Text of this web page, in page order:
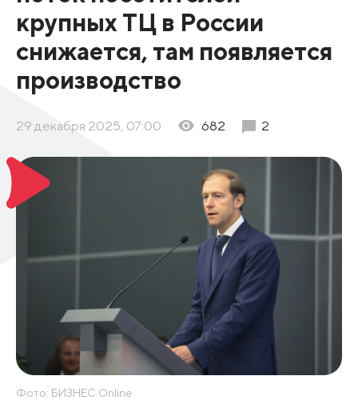
крупных ТЦ в России
снижается, там появляется
производство
29 декабря 2025, 07:00 682 2
Фото: БИЗНЕС Online